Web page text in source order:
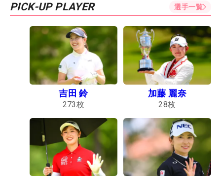
PICK-UP PLAYER 選手一覧
吉田 鈴
273枚
加藤 麗奈
28枚